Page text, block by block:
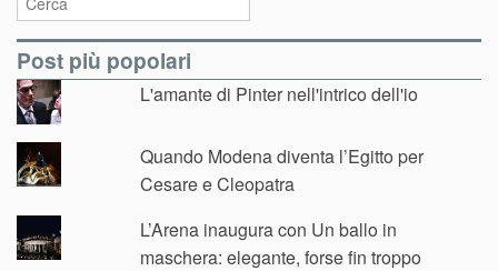
Post più popolari
L'amante di Pinter nell'intrico dell'io
Quando Modena diventa l’Egitto per
Cesare e Cleopatra
L’Arena inaugura con Un ballo in
maschera: elegante, forse fin troppo